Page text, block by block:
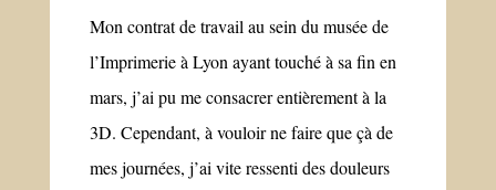
Mon contrat de travail au sein du musée de
l’Imprimerie à Lyon ayant touché à sa fin en
mars, j’ai pu me consacrer entièrement à la
3D. Cependant, à vouloir ne faire que çà de
mes journées, j’ai vite ressenti des douleurs